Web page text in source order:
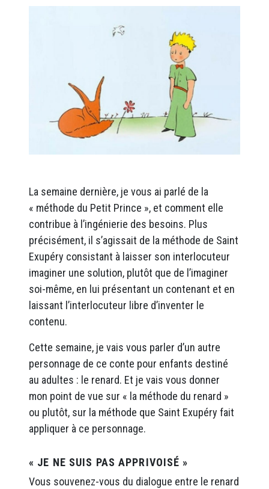
La semaine dernière, je vous ai parlé de la
« méthode du Petit Prince », et comment elle
contribue à l’ingénierie des besoins. Plus
précisément, il s’agissait de la méthode de Saint
Exupéry consistant à laisser son interlocuteur
imaginer une solution, plutôt que de l’imaginer
soi-même, en lui présentant un contenant et en
laissant l’interlocuteur libre d’inventer le
contenu.
Cette semaine, je vais vous parler d’un autre
personnage de ce conte pour enfants destiné
au adultes : le renard. Et je vais vous donner
mon point de vue sur « la méthode du renard »
ou plutôt, sur la méthode que Saint Exupéry fait
appliquer à ce personnage.
« JE NE SUIS PAS APPRIVOISÉ »
Vous souvenez-vous du dialogue entre le renard